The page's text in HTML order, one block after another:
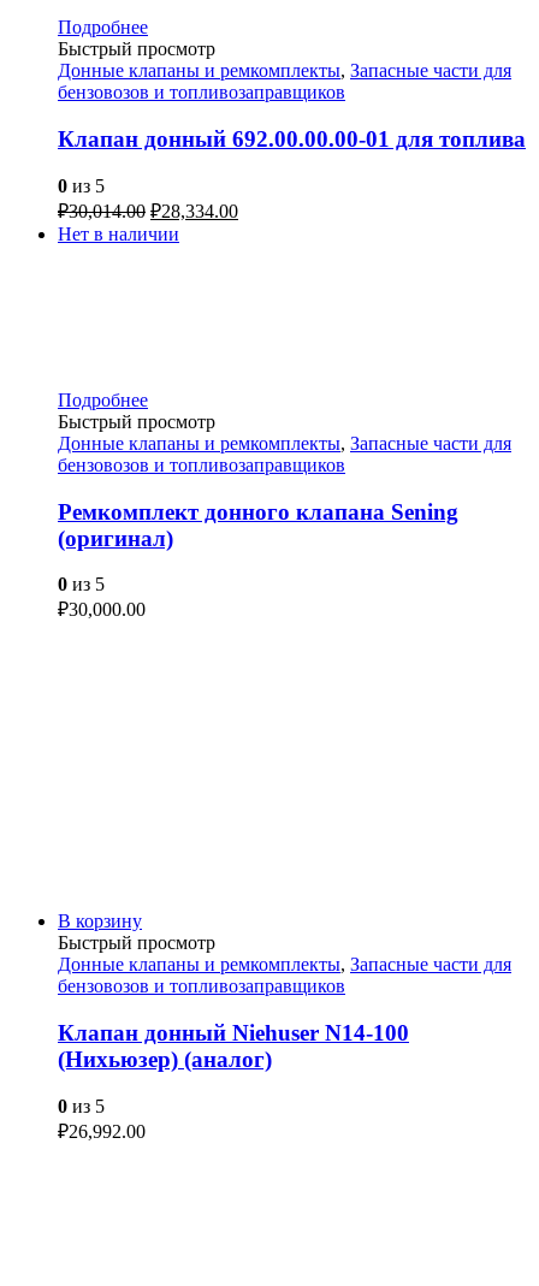
Подробнее
Быстрый просмотр
Донные клапаны и ремкомплекты, Запасные части для
бензовозов и топливозаправщиков
Клапан донный 692.00.00.00-01 для топлива
0 из 5
₽30,014.00 ₽28,334.00
Нет в наличии
Подробнее
Быстрый просмотр
Донные клапаны и ремкомплекты, Запасные части для
бензовозов и топливозаправщиков
Ремкомплект донного клапана Sening
(оригинал)
0 из 5
₽30,000.00
В корзину
Быстрый просмотр
Донные клапаны и ремкомплекты, Запасные части для
бензовозов и топливозаправщиков
Клапан донный Niehuser N14-100
(Нихьюзер) (аналог)
0 из 5
₽26,992.00